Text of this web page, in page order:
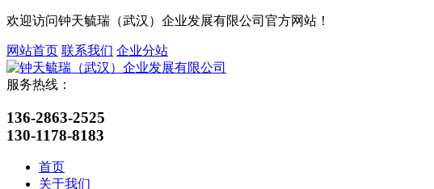
欢迎访问钟天毓瑞（武汉）企业发展有限公司官方网站！
网站首页 联系我们 企业分站
服务热线：
136-2863-2525
130-1178-8183
首页
关于我们